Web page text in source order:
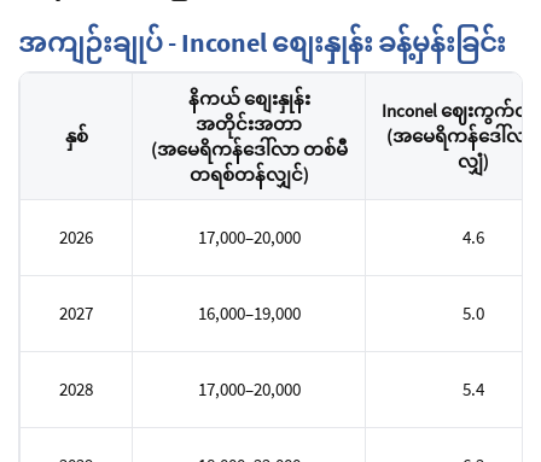
အကျဉ်းချုပ် - Inconel စျေးနှုန်း ခန့်မှန်းခြင်း
နှစ်
နိကယ် စျေးနှုန်း
အတိုင်းအတာ
(အမေရိကန်ဒေါ်လာ တစ်မီ
တရစ်တန်လျှင်)
Inconel ဈေးကွက်တ
(အမေရိကန်ဒေါ်လ
လျှံ)
2026 17,000–20,000 4.6
2027 16,000–19,000 5.0
2028 17,000–20,000 5.4